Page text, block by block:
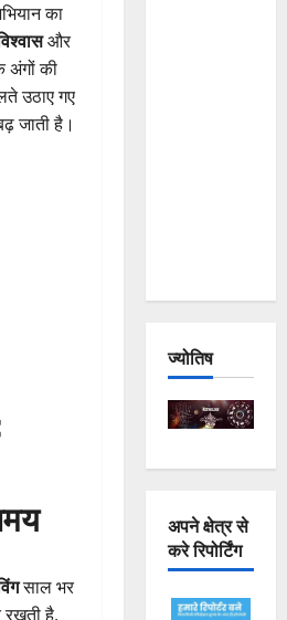
का
और
की
उठाए गए
जाती है।
साल भर
है,
ज्योतिष
अपने क्षेत्र से
करे रिपोर्टिंग